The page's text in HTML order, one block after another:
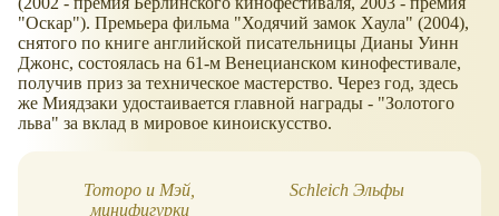
"Оскар"). Премьера фильма "Ходячий замок Хаула" (2004),
снятого по книге английской писательницы Дианы Уинн
Джонс, состоялась на 61-м Венецианском кинофестивале,
получив приз за техническое мастерство. Через год, здесь
же Миядзаки удостаивается главной награды - "Золотого
льва" за вклад в мировое киноискусство.
Тоторо и Мэй,
минифигурки
Schleich Эльфы